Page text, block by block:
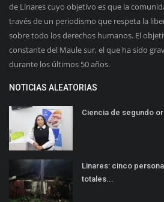
de Linares cuyo objetivo es que la
través de un periodismo que respeta la
sobre todo los derechos humanos. El
constante del Maule sur, el que ha sido
durante los últimos 50 años.
NOTICIAS ALEATORIAS
Ciencia de segundo
Linares: cinco
totales...